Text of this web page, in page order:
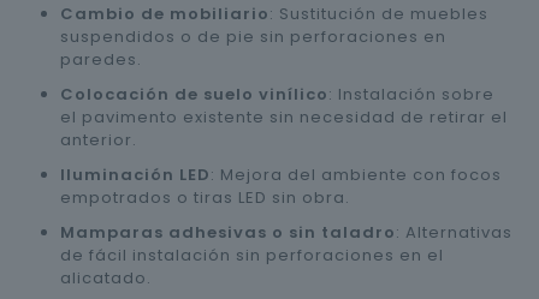
Cambio de mobiliario: Sustitución de muebles
suspendidos o de pie sin perforaciones en
paredes.
Colocación de suelo vinílico: Instalación sobre
el pavimento existente sin necesidad de retirar el
anterior.
Iluminación LED: Mejora del ambiente con focos
empotrados o tiras LED sin obra.
Mamparas adhesivas o sin taladro: Alternativas
de fácil instalación sin perforaciones en el
alicatado.